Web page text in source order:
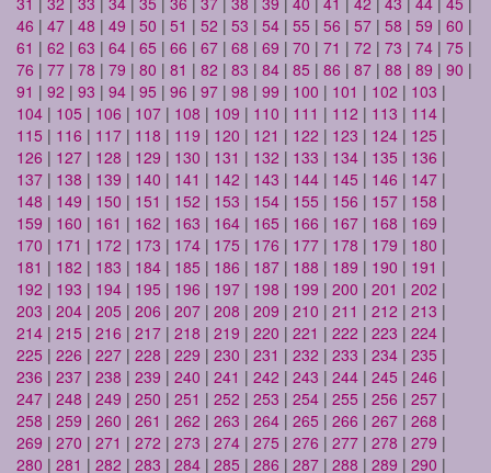
46 | 47 | 48 | 49 | 50 | 51 | 52 | 53 | 54 | 55 | 56 | 57 | 58 | 59 | 60 |
61 | 62 | 63 | 64 | 65 | 66 | 67 | 68 | 69 | 70 | 71 | 72 | 73 | 74 | 75 |
76 | 77 | 78 | 79 | 80 | 81 | 82 | 83 | 84 | 85 | 86 | 87 | 88 | 89 | 90 |
91 | 92 | 93 | 94 | 95 | 96 | 97 | 98 | 99 | 100 | 101 | 102 | 103 |
104 | 105 | 106 | 107 | 108 | 109 | 110 | 111 | 112 | 113 | 114 |
115 | 116 | 117 | 118 | 119 | 120 | 121 | 122 | 123 | 124 | 125 |
126 | 127 | 128 | 129 | 130 | 131 | 132 | 133 | 134 | 135 | 136 |
137 | 138 | 139 | 140 | 141 | 142 | 143 | 144 | 145 | 146 | 147 |
148 | 149 | 150 | 151 | 152 | 153 | 154 | 155 | 156 | 157 | 158 |
159 | 160 | 161 | 162 | 163 | 164 | 165 | 166 | 167 | 168 | 169 |
170 | 171 | 172 | 173 | 174 | 175 | 176 | 177 | 178 | 179 | 180 |
181 | 182 | 183 | 184 | 185 | 186 | 187 | 188 | 189 | 190 | 191 |
192 | 193 | 194 | 195 | 196 | 197 | 198 | 199 | 200 | 201 | 202 |
203 | 204 | 205 | 206 | 207 | 208 | 209 | 210 | 211 | 212 | 213 |
214 | 215 | 216 | 217 | 218 | 219 | 220 | 221 | 222 | 223 | 224 |
225 | 226 | 227 | 228 | 229 | 230 | 231 | 232 | 233 | 234 | 235 |
236 | 237 | 238 | 239 | 240 | 241 | 242 | 243 | 244 | 245 | 246 |
247 | 248 | 249 | 250 | 251 | 252 | 253 | 254 | 255 | 256 | 257 |
258 | 259 | 260 | 261 | 262 | 263 | 264 | 265 | 266 | 267 | 268 |
269 | 270 | 271 | 272 | 273 | 274 | 275 | 276 | 277 | 278 | 279 |
280 | 281 | 282 | 283 | 284 | 285 | 286 | 287 | 288 | 289 | 290 |